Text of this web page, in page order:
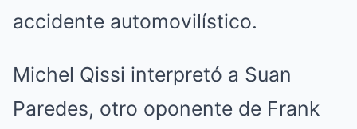
accidente automovilístico.
Michel Qissi interpretó a Suan
Paredes, otro oponente de Frank